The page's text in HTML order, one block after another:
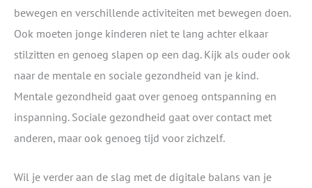
bewegen en verschillende activiteiten met bewegen doen.
Ook moeten jonge kinderen niet te lang achter elkaar
stilzitten en genoeg slapen op een dag. Kijk als ouder ook
naar de mentale en sociale gezondheid van je kind.
Mentale gezondheid gaat over genoeg ontspanning en
inspanning. Sociale gezondheid gaat over contact met
anderen, maar ook genoeg tijd voor zichzelf.
Wil je verder aan de slag met de digitale balans van je